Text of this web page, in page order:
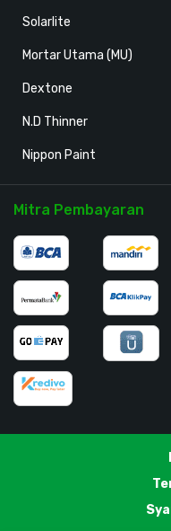
Solarlite
Mortar Utama (MU)
Dextone
N.D Thinner
Nippon Paint
Mitra Pembayaran